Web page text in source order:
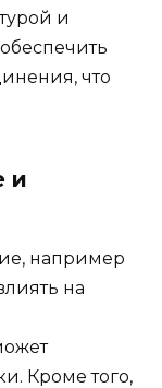
и
что
и
например
на
Кроме того,